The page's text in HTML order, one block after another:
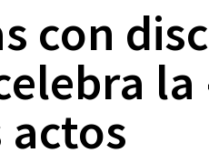
con
actos